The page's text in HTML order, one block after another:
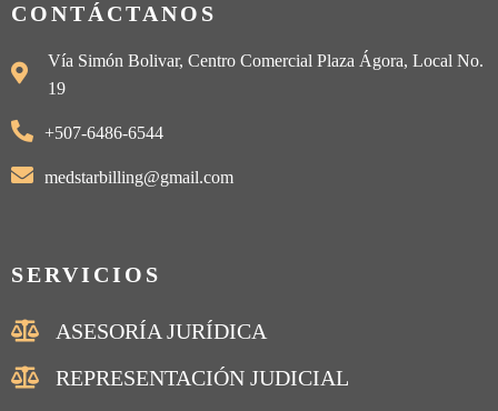
CONTÁCTANOS
Vía Simón Bolivar, Centro Comercial Plaza Ágora, Local No.
19
+507-6486-6544
medstarbilling@gmail.com
SERVICIOS
ASESORÍA JURÍDICA
REPRESENTACIÓN JUDICIAL